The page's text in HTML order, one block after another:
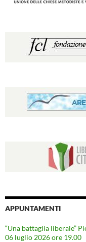
APPUNTAMENTI
“Una battaglia liberale”
06 luglio 2026 ore 19.00